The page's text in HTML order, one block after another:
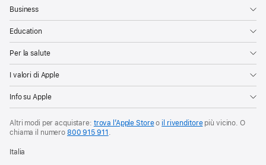
Business
Education
Per la salute
I valori di Apple
Info su Apple
Altri modi per acquistare: trova l’Apple Storeo il rivenditorepiù vicino. O
chiama il numero 800 915 911
Italia